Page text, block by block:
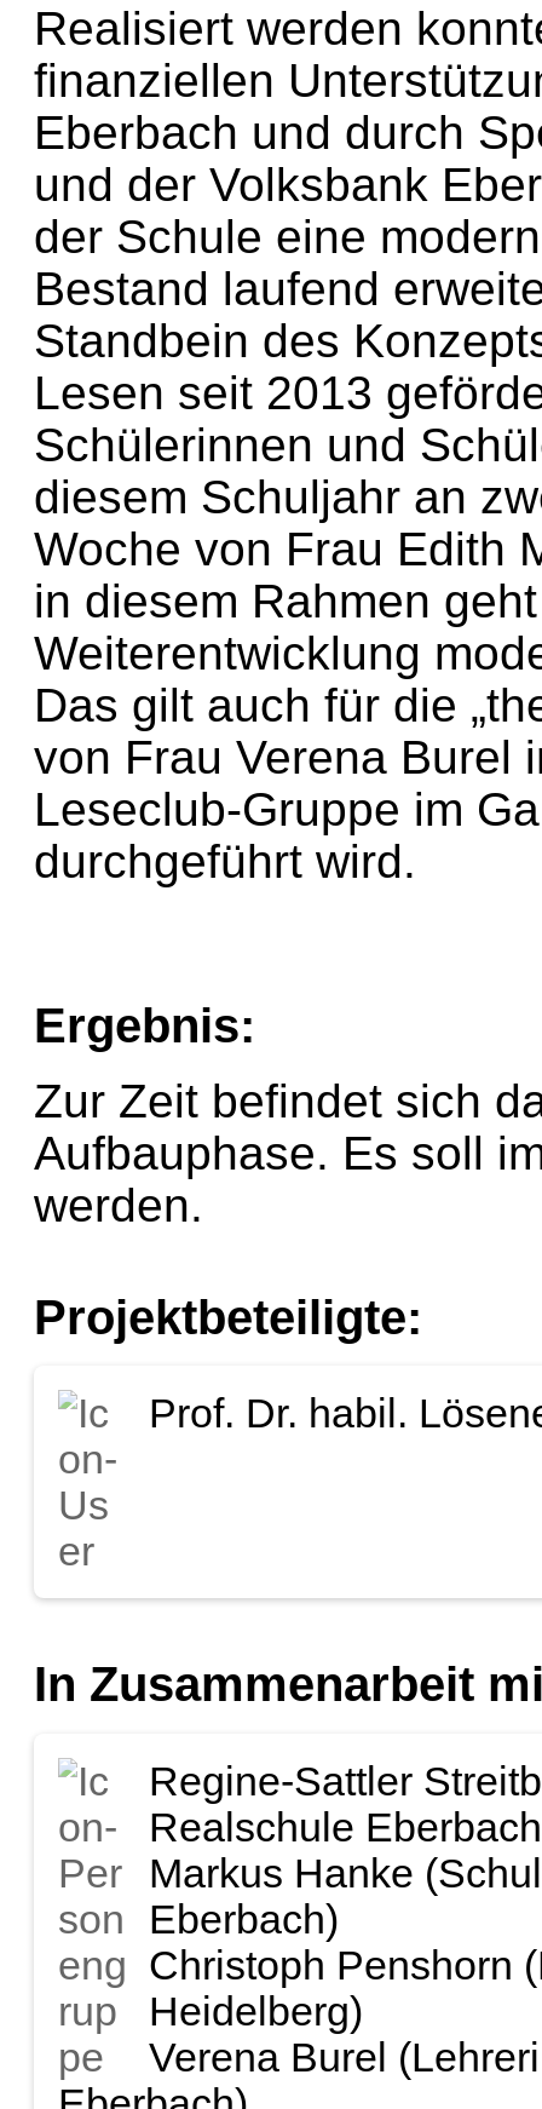
Realisiert werden
finanziellen
Eberbach und durch
und der Volksbank
der Schule eine
Bestand laufend
Standbein des
Lesen seit 2013
Schülerinnen und
diesem Schuljahr an
Woche von Frau Edith
in diesem Rahmen
Weiterentwicklung
Das gilt auch für die
von Frau Verena Burel
Leseclub-Gruppe im
durchgeführt wird.
Ergebnis:
Zur Zeit befindet sich
Aufbauphase. Es soll
werden.
Projektbeteiligte:
Prof. Dr. habil.
In Zusammenarbeit
Regine-Sattler
Realschule
Markus Hanke
Eberbach)
Christoph Penshorn
Heidelberg)
Verena Burel